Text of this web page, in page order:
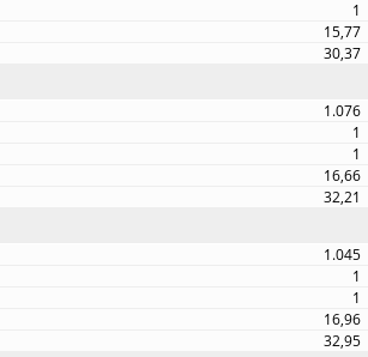
1
15,77
30,37
1.076
1
1
16,66
32,21
1.045
1
1
16,96
32,95